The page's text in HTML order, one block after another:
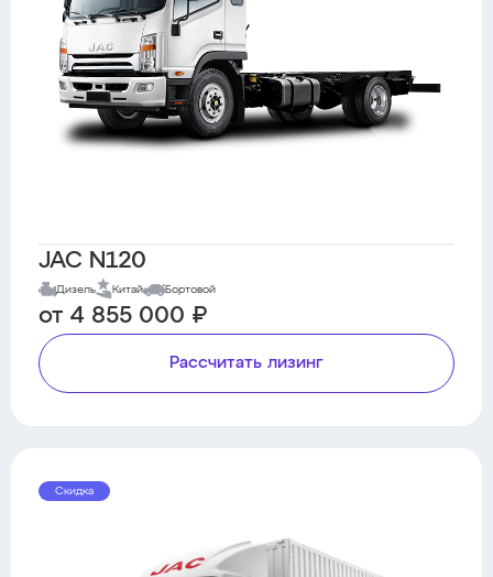
JAC N120
Дизель Китай Бортовой
от 4 855 000 ₽
Рассчитать лизинг
Скидка